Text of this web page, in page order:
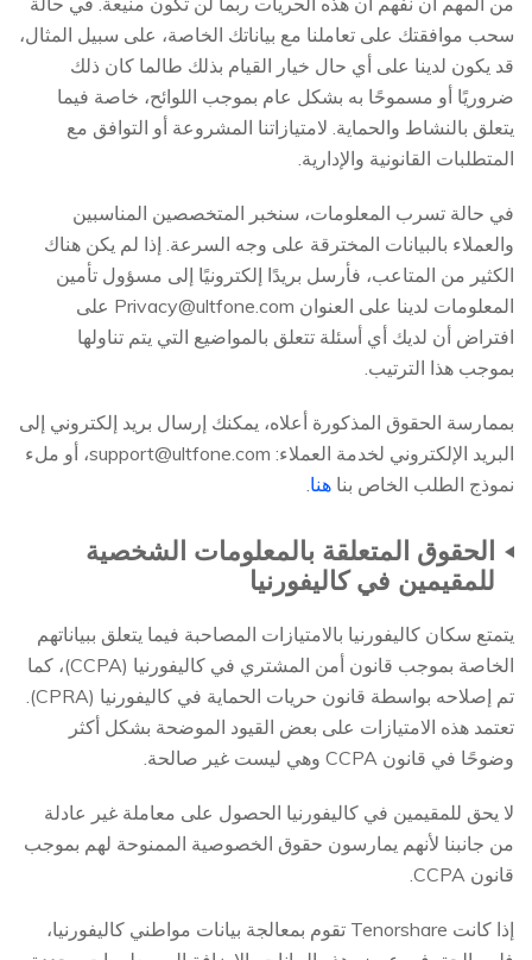
سحب موافقتك على تعاملنا مع بياناتك الخاصة، على سبيل المثال،
قد يكون لدينا على أي حال خيار القيام بذلك طالما كان ذلك
ضروريًا أو مسموحًا به بشكل عام بموجب اللوائح، خاصة فيما
يتعلق بالنشاط والحماية. لامتيازاتنا المشروعة أو التوافق مع
المتطلبات القانونية والإدارية.
في حالة تسرب المعلومات، سنخبر المتخصصين المناسبين
والعملاء بالبيانات المخترقة على وجه السرعة. إذا لم يكن هناك
الكثير من المتاعب، فأرسل بريدًا إلكترونيًا إلى مسؤول تأمين
المعلومات لدينا على العنوان Privacy@ultfone.com على
افتراض أن لديك أي أسئلة تتعلق بالمواضيع التي يتم تناولها
بموجب هذا الترتيب.
بممارسة الحقوق المذكورة أعلاه، يمكنك إرسال بريد إلكتروني إلى
البريد الإلكتروني لخدمة العملاء: support@ultfone.com، أو ملء
نموذج الطلب الخاص بنا هنا.
الحقوق المتعلقة بالمعلومات الشخصية
للمقيمين في كاليفورنيا
يتمتع سكان كاليفورنيا بالامتيازات المصاحبة فيما يتعلق ببياناتهم
الخاصة بموجب قانون أمن المشتري في كاليفورنيا (CCPA)، كما
تم إصلاحه بواسطة قانون حريات الحماية في كاليفورنيا (CPRA).
تعتمد هذه الامتيازات على بعض القيود الموضحة بشكل أكثر
وضوحًا في قانون CCPA وهي ليست غير صالحة.
لا يحق للمقيمين في كاليفورنيا الحصول على معاملة غير عادلة
من جانبنا لأنهم يمارسون حقوق الخصوصية الممنوحة لهم بموجب
قانون CCPA.
إذا كانت Tenorshare تقوم بمعالجة بيانات مواطني كاليفورنيا،